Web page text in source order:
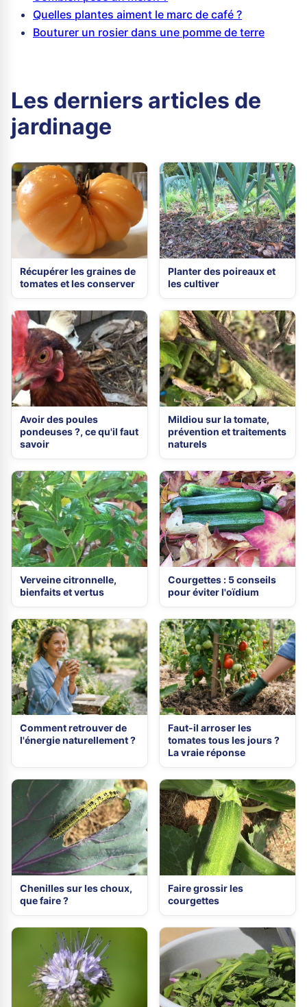
Quelles plantes aiment le marc de café ?
Bouturer un rosier dans une pomme de terre
Les derniers articles de
jardinage
Récupérer les graines de
tomates et les conserver
Planter des poireaux et
les cultiver
Avoir des poules
pondeuses ?, ce qu'il faut
savoir
Mildiou sur la tomate,
prévention et traitements
naturels
Verveine citronnelle,
bienfaits et vertus
Courgettes : 5 conseils
pour éviter l'oïdium
Comment retrouver de
l'énergie naturellement ?
Faut-il arroser les
tomates tous les jours ?
La vraie réponse
Chenilles sur les choux,
que faire ?
Faire grossir les
courgettes